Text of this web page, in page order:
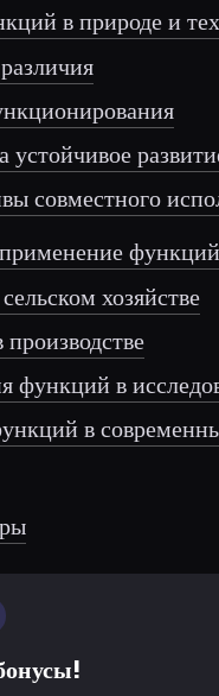
в природе и
устойчивое
совместного
функций
хозяйстве
функций в
в